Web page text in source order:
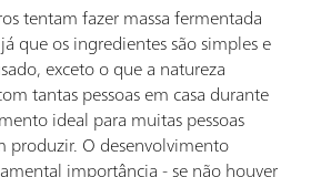
tentam fazer massa fermentada
que os ingredientes são simples e
exceto o que a natureza
tantas pessoas em casa durante
ideal para muitas pessoas
produzir. O desenvolvimento
importância - se não houver